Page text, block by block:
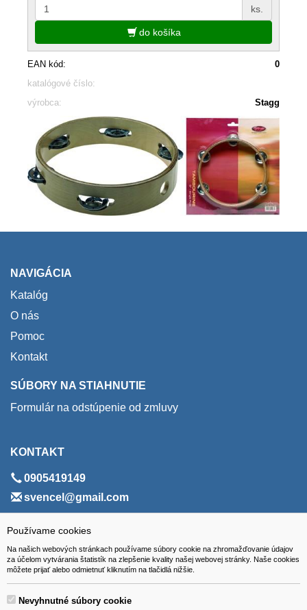
Používame cookies
Na našich webových stránkach používame súbory cookie na zhromažďovanie údajov
za účelom vytvárania štatistík na zlepšenie kvality našej webovej stránky. Naše cookies
môžete prijať alebo odmietnuť kliknutím na tlačidlá nižšie.
Nevyhnutné súbory cookie
ks.
do košíka
EAN kód:
0
katalógové číslo:
výrobca:
Stagg
NAVIGÁCIA
Katalóg
O nás
Pomoc
Kontakt
SÚBORY NA STIAHNUTIE
Formulár na odstúpenie od zmluvy
KONTAKT
0905419149
svencel@gmail.com
ADRESA
VEST - tech s.r.o.
Hviezdoslavova 280/6, 965 01 Žiar nad Hronom
Slovakia (Slovak Republic)